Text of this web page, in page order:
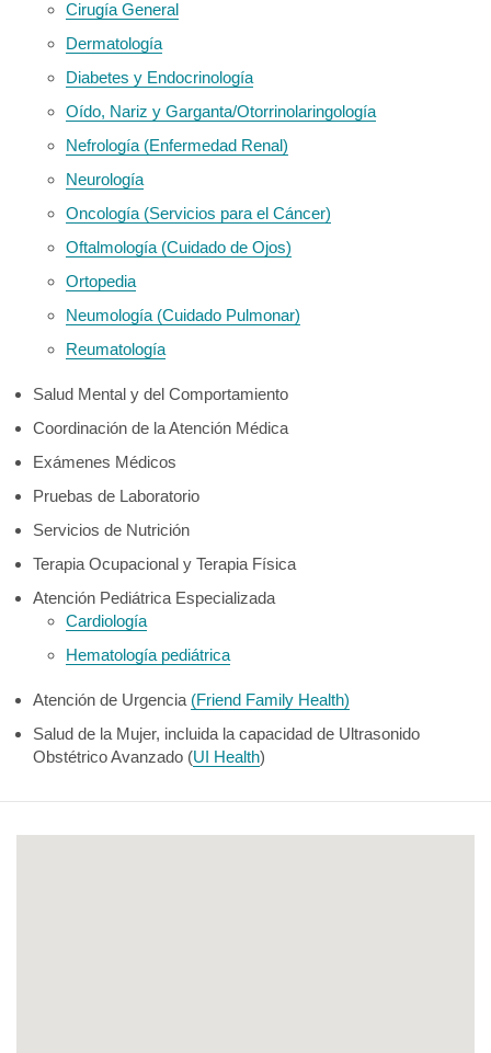
Cirugía General
Dermatología
Diabetes y Endocrinología
Oído, Nariz y Garganta/Otorrinolaringología
Nefrología (Enfermedad Renal)
Neurología
Oncología (Servicios para el Cáncer)
Oftalmología (Cuidado de Ojos)
Ortopedia
Neumología (Cuidado Pulmonar)
Reumatología
Salud Mental y del Comportamiento
Coordinación de la Atención Médica
Exámenes Médicos
Pruebas de Laboratorio
Servicios de Nutrición
Terapia Ocupacional y Terapia Física
Atención Pediátrica Especializada
Cardiología
Hematología pediátrica
Atención de Urgencia (Friend Family Health)
Salud de la Mujer, incluida la capacidad de Ultrasonido
Obstétrico Avanzado (UI Health)